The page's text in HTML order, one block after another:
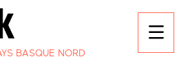
BASQUE NORD